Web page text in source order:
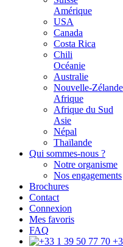
Amérique
USA
Canada
Costa Rica
Chili
Océanie
Australie
Nouvelle-Zélande
Afrique
Afrique du Sud
Asie
Népal
Thaïlande
Qui sommes-nous ?
Notre organisme
Nos engagements
Brochures
Contact
Connexion
Mes favoris
FAQ